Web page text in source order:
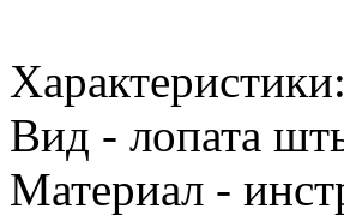
Характеристики:
Вид - лопата
Материал -